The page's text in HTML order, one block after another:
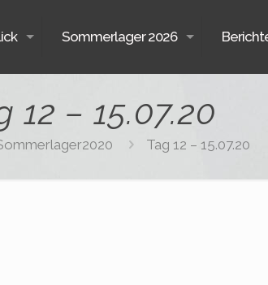
Sommerlager 2026
12 – 15.07.20
Tag 12 – 15.07.20